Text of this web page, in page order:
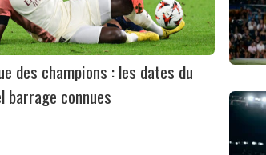
des champions : les dates du
barrage connues